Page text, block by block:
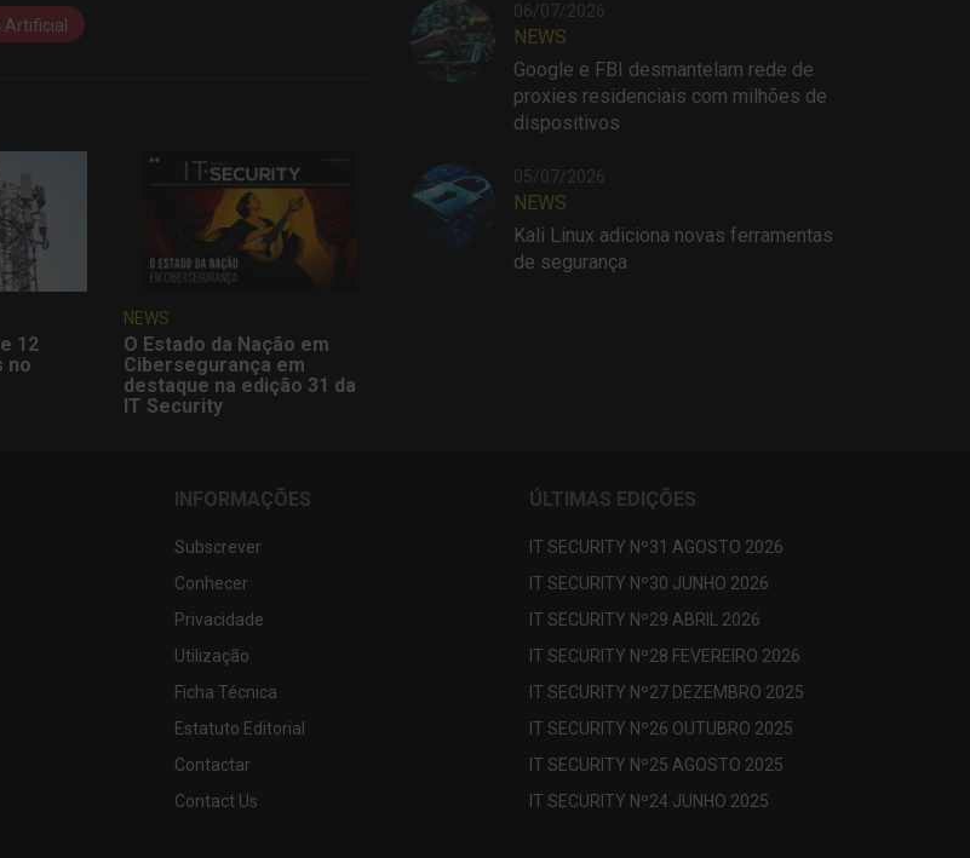
Artificial
12
no
NEWS
O Estado da Nação em
Cibersegurança em
destaque na edição 31 da
IT Security
06/07/2026
NEWS
Google e FBI desmantelam rede de
proxies residenciais com milhões de
dispositivos
05/07/2026
NEWS
Kali Linux adiciona novas ferramentas
de segurança
INFORMAÇÕES
Subscrever
Conhecer
Privacidade
Utilização
Ficha Técnica
Estatuto Editorial
Contactar
Contact Us
ÚLTIMAS EDIÇÕES
IT SECURITY Nº31 AGOSTO 2026
IT SECURITY Nº30 JUNHO 2026
IT SECURITY Nº29 ABRIL 2026
IT SECURITY Nº28 FEVEREIRO 2026
IT SECURITY Nº27 DEZEMBRO 2025
IT SECURITY Nº26 OUTUBRO 2025
IT SECURITY Nº25 AGOSTO 2025
IT SECURITY Nº24 JUNHO 2025